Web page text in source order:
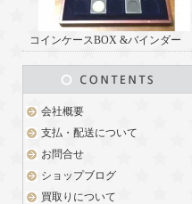
コインケースBOX &バインダー
会社概要
支払・配送について
お問合せ
ショップブログ
買取りについて